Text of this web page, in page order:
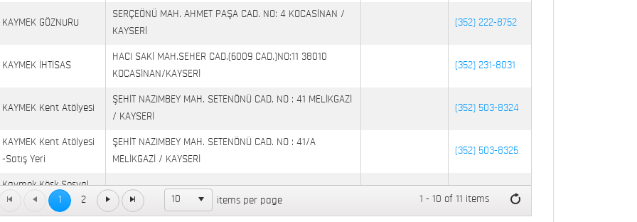
KAYMEK GÖZNURU
SERÇEÖNÜ MAH. AHMET PAŞA CAD. NO: 4 KOCASİNAN /
KAYSERİ
(352) 222-8752
KAYMEK İHTİSAS
HACI SAKİ MAH.SEHER CAD.(6009 CAD.)NO:11 38010
KOCASİNAN/KAYSERİ
(352) 231-8031
KAYMEK Kent Atölyesi
ŞEHİT NAZIMBEY MAH. SETENÖNÜ CAD. NO : 41 MELİKGAZİ
/ KAYSERİ
(352) 503-8324
KAYMEK Kent Atölyesi
-Satış Yeri
ŞEHİT NAZIMBEY MAH. SETENÖNÜ CAD. NO : 41/A
MELİKGAZİ / KAYSERİ
(352) 503-8325
Kaymek Köşk Sosyal
Yaşam Merkezi
Köşk Mahallesi, Orgeneral Eşref Bitlis Bulvarı, No:48 (352) 502-9025
1 2 10 items per page 1 - 10 of 11 items